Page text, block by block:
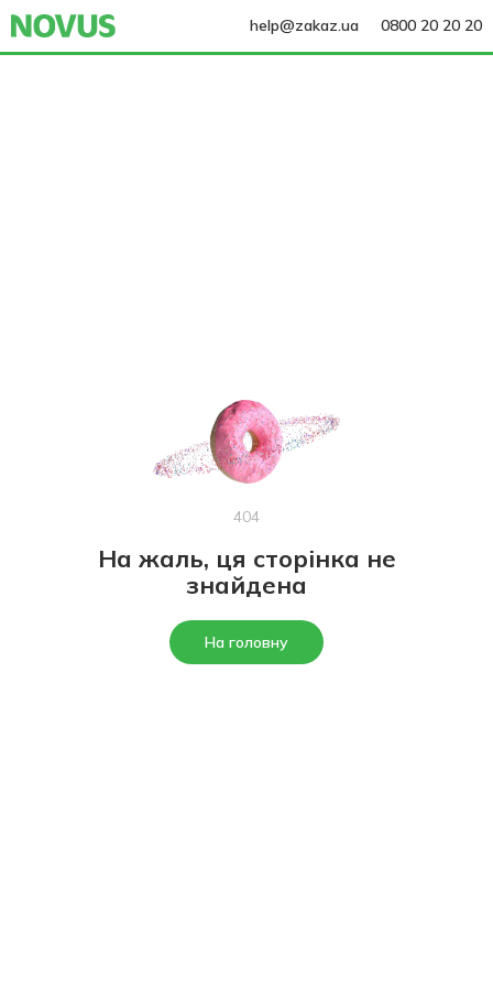
help@zakaz.ua 0800 20 20 20
404
На жаль, ця сторінка не
знайдена
На головну